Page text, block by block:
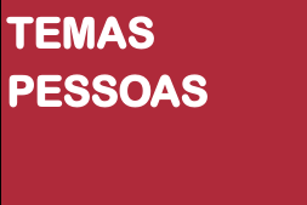
TEMAS
PESSOAS